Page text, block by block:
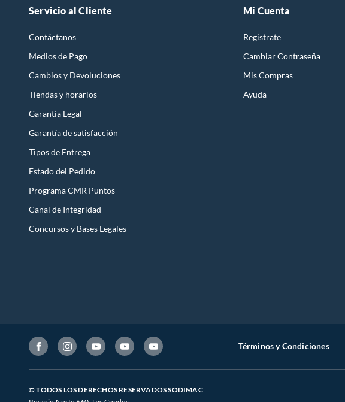
Servicio al Cliente
Contáctanos
Medios de Pago
Cambios y Devoluciones
Tiendas y horarios
Garantía Legal
Garantía de satisfacción
Tipos de Entrega
Estado del Pedido
Programa CMR Puntos
Canal de Integridad
Concursos y Bases Legales
Mi Cuenta
Registrate
Cambiar Contraseña
Mis Compras
Ayuda
Términos y Condiciones
© TODOS LOS DERECHOS RESERVADOS SODIMAC